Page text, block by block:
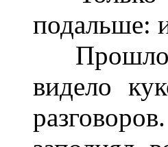
подальше:
Прошло
видело